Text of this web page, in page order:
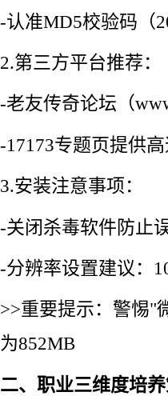
-认准MD5校验码（
2.第三方平台推荐：
-老友传奇论坛（
-17173专题页提供
3.安装注意事项：
-关闭杀毒软件防止
-分辨率设置建议：
>>重要提示：警惕"
为852MB
二、职业三维度培